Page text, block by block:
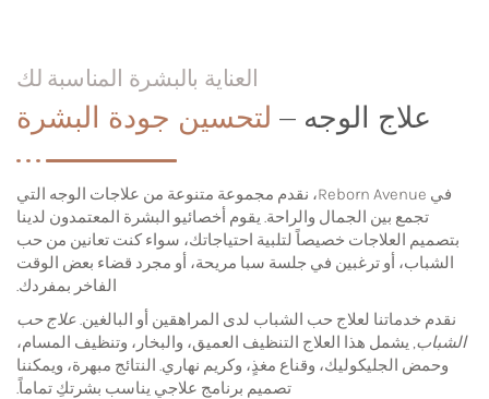
العناية بالبشرة المناسبة لك
علاج الوجه – لتحسين جودة البشرة
في Reborn Avenue، نقدم مجموعة متنوعة من علاجات الوجه التي
تجمع بين الجمال والراحة. يقوم أخصائيو البشرة المعتمدون لدينا
بتصميم العلاجات خصيصاً لتلبية احتياجاتك، سواء كنت تعانين من حب
الشباب، أو ترغبين في جلسة سبا مريحة، أو مجرد قضاء بعض الوقت
الفاخر بمفردك.
نقدم خدماتنا لعلاج حب الشباب لدى المراهقين أو البالغين.علاج حب
الشباب, يشمل هذا العلاج التنظيف العميق، والبخار، وتنظيف المسام،
وحمض الجليكوليك، وقناع مغذٍ، وكريم نهاري. النتائج مبهرة، ويمكننا
تصميم برنامج علاجي يناسب بشرتكِ تماماً.